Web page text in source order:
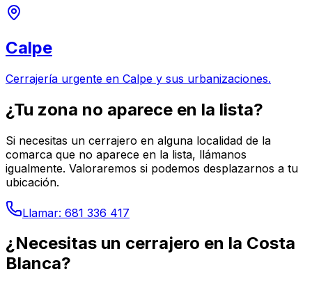
Calpe
Cerrajería urgente en Calpe y sus urbanizaciones.
¿Tu zona no aparece en la lista?
Si necesitas un cerrajero en alguna localidad de la
comarca que no aparece en la lista, llámanos
igualmente. Valoraremos si podemos desplazarnos a tu
ubicación.
Llamar: 681 336 417
¿Necesitas un cerrajero en la Costa
Blanca?